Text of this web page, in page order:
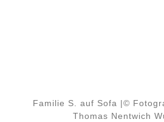
Familie S. auf Sofa |©
Thomas Nentwich